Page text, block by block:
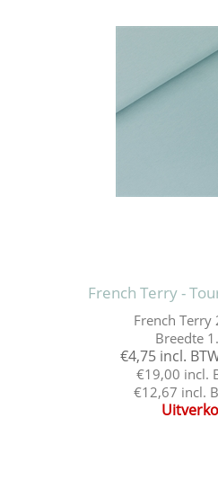
French Terry -
French Terry
Breedte
€4,75 incl.
€19,00 incl.
€12,67 incl.